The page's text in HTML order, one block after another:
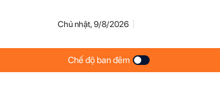
Chủ nhật, 9/8/2026
Chế độ ban đêm